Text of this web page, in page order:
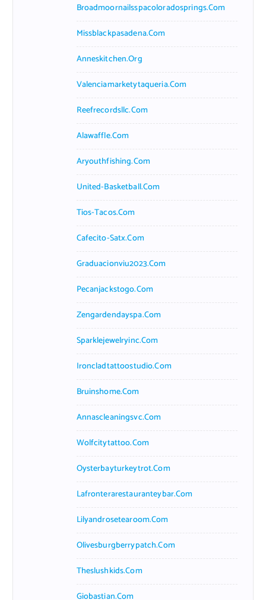
Broadmoornailsspacoloradosprings.com
Missblackpasadena.com
Anneskitchen.org
Valenciamarketytaqueria.com
Reefrecordsllc.com
Alawaffle.com
Aryouthfishing.com
United-Basketball.com
Tios-Tacos.com
Cafecito-Satx.com
Graduacionviu2023.com
Pecanjackstogo.com
Zengardendayspa.com
Sparklejewelryinc.com
Ironcladtattoostudio.com
Bruinshome.com
Annascleaningsvc.com
Wolfcitytattoo.com
Oysterbayturkeytrot.com
Lafronterarestauranteybar.com
Lilyandrosetearoom.com
Olivesburgberrypatch.com
Theslushkids.com
Giobastian.com